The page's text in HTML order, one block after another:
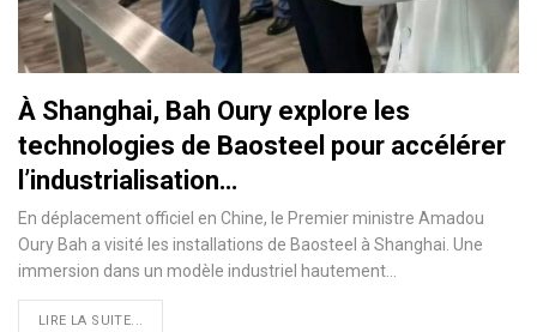
À Shanghai, Bah Oury explore les
technologies de Baosteel pour accélérer
l’industrialisation…
En déplacement officiel en Chine, le Premier ministre Amadou
Oury Bah a visité les installations de Baosteel à Shanghai. Une
immersion dans un modèle industriel hautement…
LIRE LA SUITE...